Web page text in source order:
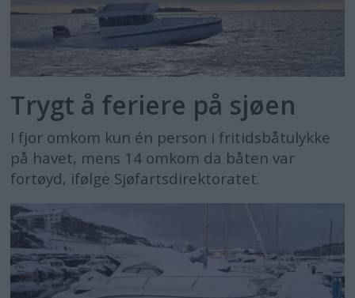
Trygt å feriere på sjøen
I fjor omkom kun én person i fritidsbåtulykke
på havet, mens 14 omkom da båten var
fortøyd, ifølge Sjøfartsdirektoratet.